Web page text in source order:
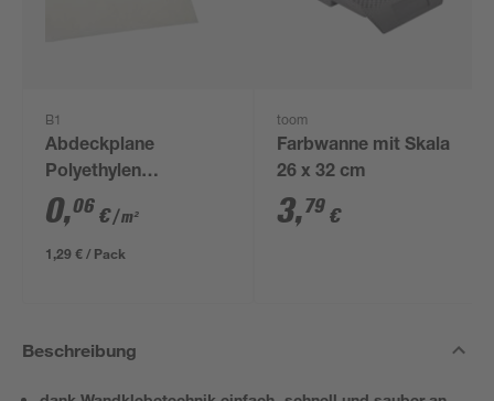
B1
Abdeckplane
Polyethylen
transparent 4 x 5 m
0,06 €/ m²
1,29 € / Pack
toom
Farbwanne mit Skala
26 x 32 cm
3,79 €
Beschreibung